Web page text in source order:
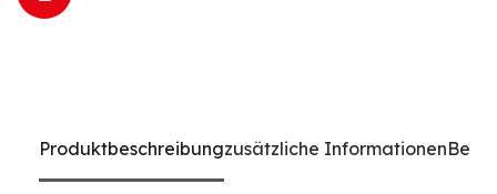
Produktbeschreibungzusätzliche Informationen